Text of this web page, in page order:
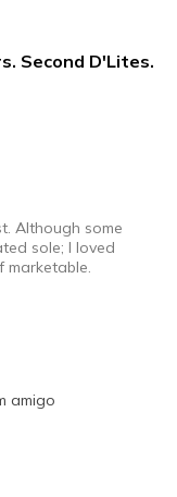
Second D'Lites.
Although some
sole; I loved
marketable.
amigo